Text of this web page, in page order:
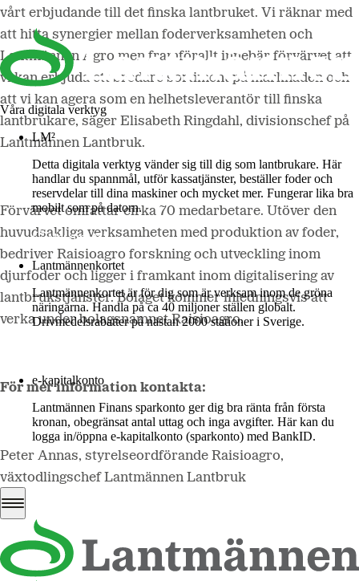
Våra digitala verktyg
LM²
Detta digitala verktyg vänder sig till dig som lantbrukare. Här
handlar du spannmål, utför kassatjänster, beställer foder och
reservdelar till dina maskiner och mycket mer. Fungerar lika bra
mobilt som på datorn.
Mer om LM2
Lantmännenkortet
Lantmännenkortet är för dig som är verksam inom de gröna
näringarna. Handla på ca 40 miljoner ställen globalt.
Drivmedelsrabatter på nästan 2000 stationer i Sverige.
e-kapitalkonto
Lantmännen Finans sparkonto ger dig bra ränta från första
kronan, obegränsat antal uttag och inga avgifter. Här kan du
logga in/öppna e-kapitalkonto (sparkonto) med BankID.
Logga in e-kapitalkonto
vårt erbjudande till det finska lantbruket. Vi räknar med
att hitta synergier mellan foderverksamheten och
Lantmännen Agro men framförallt innebär förvärvet att
vi kan erbjuda ett bredare sortiment på marknaden och
att vi kan agera som en helhetsleverantör till finska
lantbrukare, säger Elisabeth Ringdahl, divisionschef på
Lantmännen Lantbruk.
Förvärvet omfattar cirka 70 medarbetare. Utöver den
huvudsakliga verksamheten med produktion av foder,
bedriver Raisioagro forskning och utveckling inom
djurfoder och ligger i framkant inom digitalisering av
lantbrukstjänster. Bolaget kommer inledningsvis att
verka under bolagsnamnet Raisioagro.
För mer information kontakta:
Peter Annas, styrelseordförande Raisioagro,
växtodlingschef Lantmännen Lantbruk
Tel:
E-post